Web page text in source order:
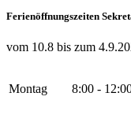
Ferienöffnungszeiten
vom 10.8 bis zum
Montag 8:00 -